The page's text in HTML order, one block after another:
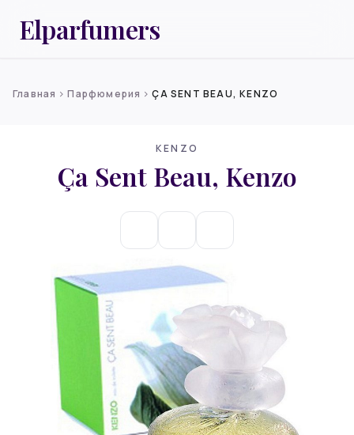
Elparfumers
Главная chevron_rightПарфюмерия chevron_rightÇA SENT BEAU, KENZO
KENZO
Ça Sent Beau, Kenzo